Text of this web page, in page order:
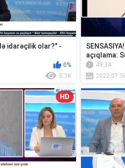
idarəçilik olar?" -
0%
5.3K
açıqlama:
49:34
HD